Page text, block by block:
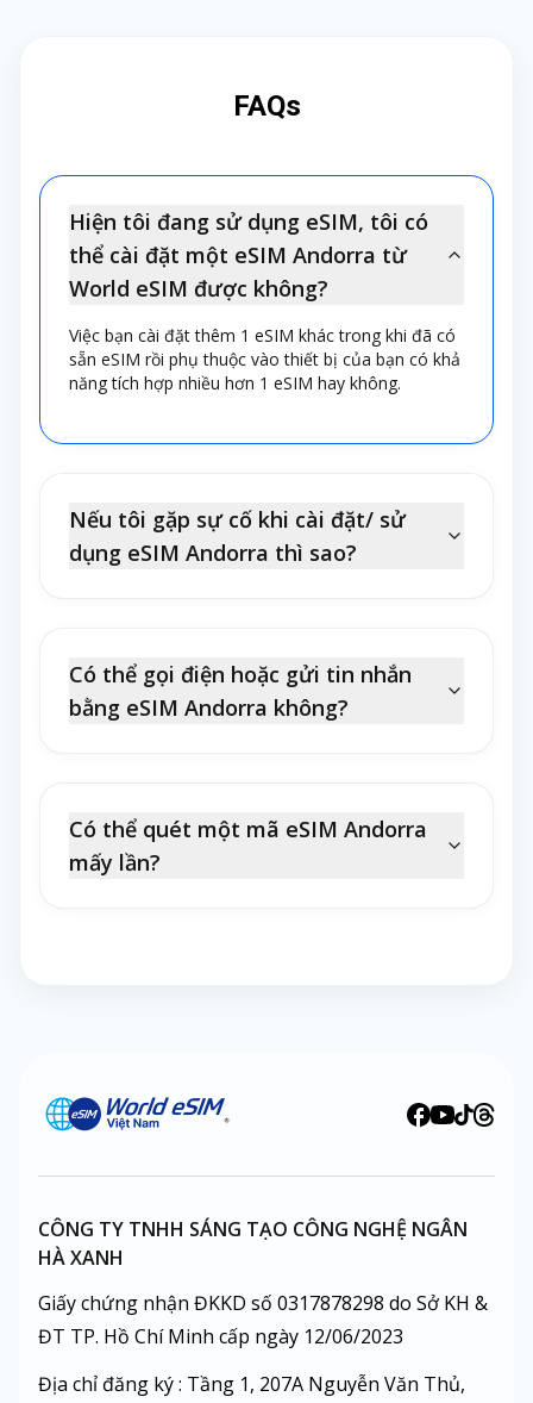
FAQs
Hiện tôi đang sử dụng eSIM, tôi có
thể cài đặt một eSIM Andorra từ
World eSIM được không?
Việc bạn cài đặt thêm 1 eSIM khác trong khi đã có
sẵn eSIM rồi phụ thuộc vào thiết bị của bạn có khả
năng tích hợp nhiều hơn 1 eSIM hay không.
Nếu tôi gặp sự cố khi cài đặt/ sử
dụng eSIM Andorra thì sao?
Có thể gọi điện hoặc gửi tin nhắn
bằng eSIM Andorra không?
Có thể quét một mã eSIM Andorra
mấy lần?
CÔNG TY TNHH SÁNG TẠO CÔNG NGHỆ NGÂN
HÀ XANH
Giấy chứng nhận ĐKKD số 0317878298 do Sở KH &
ĐT TP. Hồ Chí Minh cấp ngày 12/06/2023
Địa chỉ đăng ký : Tầng 1, 207A Nguyễn Văn Thủ,